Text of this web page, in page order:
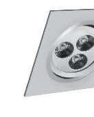
КВАДРАТНЫХ)
366.24р.